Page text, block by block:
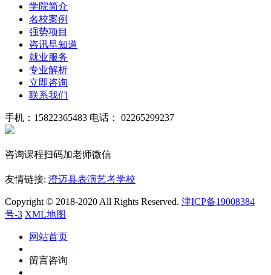
学院简介
名校案例
强势项目
咨讯早知道
就业服务
专业解析
立即咨询
联系我们
手机：15822365483 电话： 02265299237
咨询课程扫码加老师微信
友情链接: 澄迈县表演艺考学校
Copyright © 2018-2020 All Rights Reserved. 津ICP备19008384
号-3 XML地图
网站首页
留言咨询